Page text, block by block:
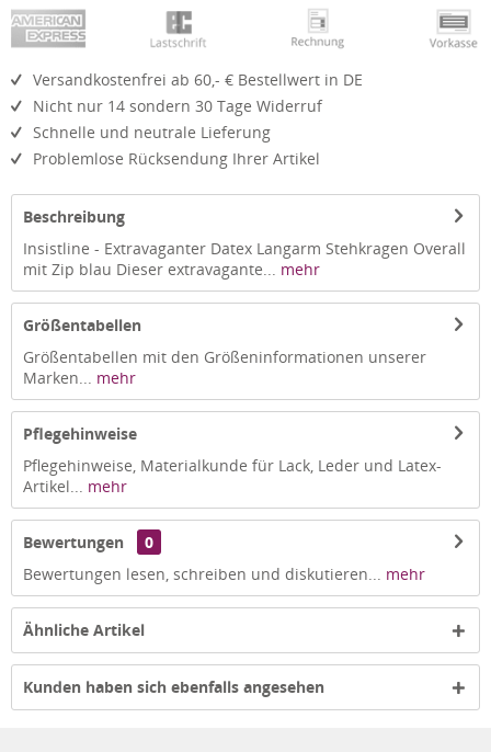
Versandkostenfrei ab 60,- € Bestellwert in DE
Nicht nur 14 sondern 30 Tage Widerruf
Schnelle und neutrale Lieferung
Problemlose Rücksendung Ihrer Artikel
Beschreibung
Insistline - Extravaganter Datex Langarm Stehkragen Overall
mit Zip blau Dieser extravagante... mehr
Größentabellen
Größentabellen mit den Größeninformationen unserer
Marken... mehr
Pflegehinweise
Pflegehinweise, Materialkunde für Lack, Leder und Latex-
Artikel... mehr
Bewertungen
0
Bewertungen lesen, schreiben und diskutieren... mehr
Ähnliche Artikel
Kunden haben sich ebenfalls angesehen